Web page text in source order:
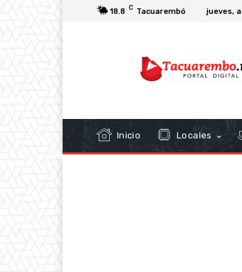
18.8 C Tacuarembó jueves,
Inicio Locales